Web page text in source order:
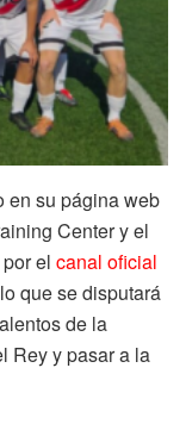
en su página web
Center y el
el canal oficial
que se disputará
de la
Rey y pasar a la